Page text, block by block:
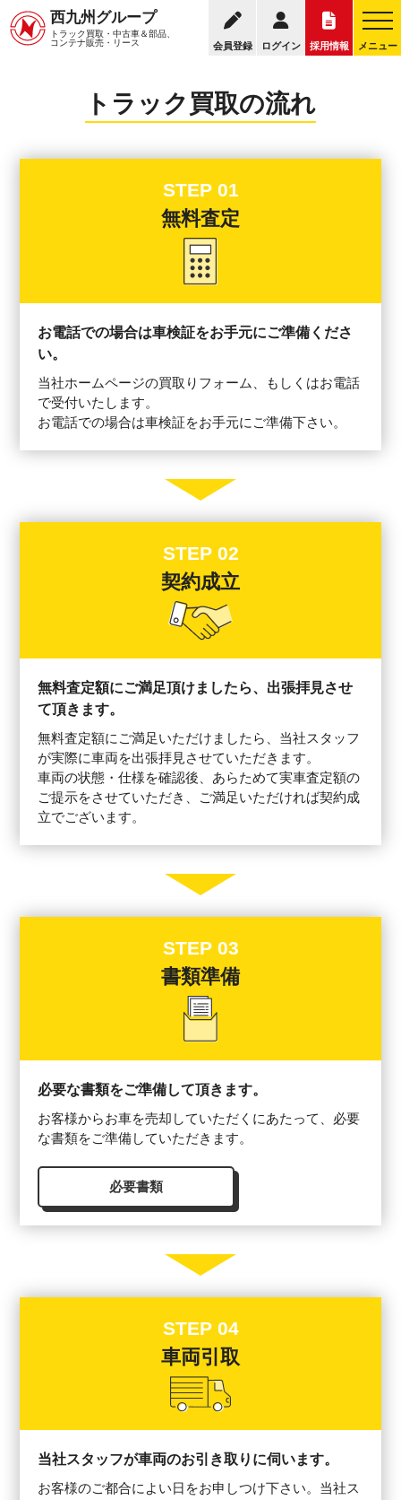
西九州グループ
トラック買取・中古車＆部品、
コンテナ販売・リース
会員登録 ログイン 採用情報 メニュー
トラック買取 トラック買取の流れ 0120-249-
お電話の受付時間：8:30～
トラック買取の流れ
STEP 01
無料査定
お電話での場合は車検証をお手元にご準備くださ
い。
当社ホームページの買取りフォーム、もしくはお電話
で受付いたします。
お電話での場合は車検証をお手元にご準備下さい。
STEP 02
契約成立
無料査定額にご満足頂けましたら、出張拝見させ
て頂きます。
無料査定額にご満足いただけましたら、当社スタッフ
が実際に車両を出張拝見させていただきます。
車両の状態・仕様を確認後、あらためて実車査定額の
ご提示をさせていただき、ご満足いただければ契約成
立でございます。
STEP 03
書類準備
必要な書類をご準備して頂きます。
お客様からお車を売却していただくにあたって、必要
な書類をご準備していただきます。
必要書類
STEP 04
車両引取
当社スタッフが車両のお引き取りに伺います。
お客様のご都合によい日をお申しつけ下さい。当社ス